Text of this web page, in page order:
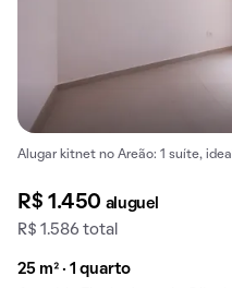
Alugar kitnet no Areão: 1 suíte,
R$ 1.450 aluguel
R$ 1.586 total
25 m² · 1 quarto